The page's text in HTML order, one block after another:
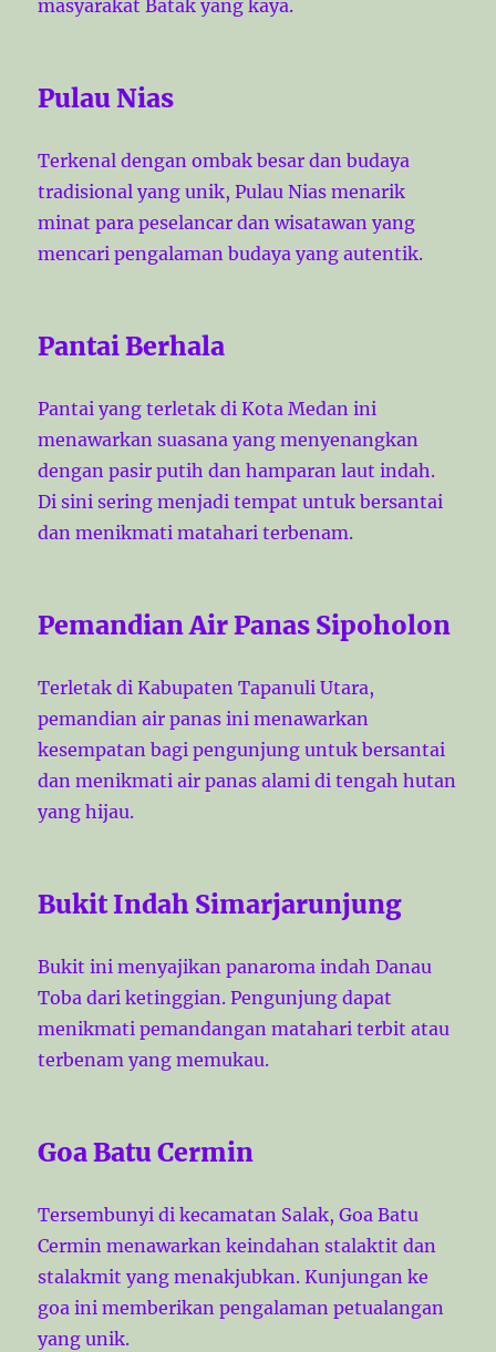
masyarakat Batak yang kaya.
Pulau Nias
Terkenal dengan ombak besar dan budaya
tradisional yang unik, Pulau Nias menarik
minat para peselancar dan wisatawan yang
mencari pengalaman budaya yang autentik.
Pantai Berhala
Pantai yang terletak di Kota Medan ini
menawarkan suasana yang menyenangkan
dengan pasir putih dan hamparan laut indah.
Di sini sering menjadi tempat untuk bersantai
dan menikmati matahari terbenam.
Pemandian Air Panas Sipoholon
Terletak di Kabupaten Tapanuli Utara,
pemandian air panas ini menawarkan
kesempatan bagi pengunjung untuk bersantai
dan menikmati air panas alami di tengah hutan
yang hijau.
Bukit Indah Simarjarunjung
Bukit ini menyajikan panaroma indah Danau
Toba dari ketinggian. Pengunjung dapat
menikmati pemandangan matahari terbit atau
terbenam yang memukau.
Goa Batu Cermin
Tersembunyi di kecamatan Salak, Goa Batu
Cermin menawarkan keindahan stalaktit dan
stalakmit yang menakjubkan. Kunjungan ke
goa ini memberikan pengalaman petualangan
yang unik.